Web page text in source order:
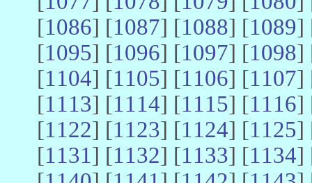
[1086] [1087] [1088] [1089]
[1095] [1096] [1097] [1098]
[1104] [1105] [1106] [1107]
[1113] [1114] [1115] [1116]
[1122] [1123] [1124] [1125]
[1131] [1132] [1133] [1134]